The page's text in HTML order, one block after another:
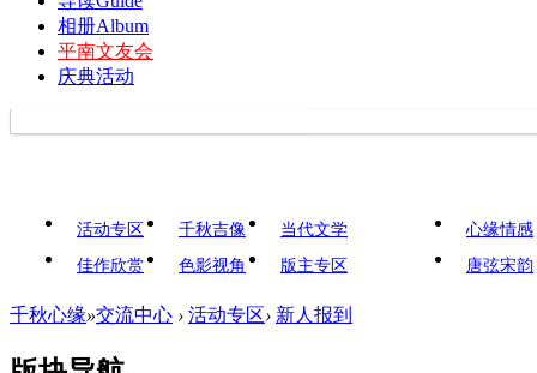
相册Album
平南文友会
庆典活动
活动专区 千秋吉像
当代文学
佳作欣赏
色影视角 版主专区
心缘情感
唐弦宋韵
千秋心缘»交流中心 › 活动专区› 新人报到